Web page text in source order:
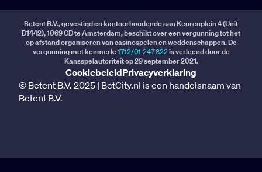
Betent B.V., gevestigd en kantoorhoudende aan Keurenplein 4 (Unit
D1442), 1069 CD te Amsterdam, beschikt over een vergunning tot het
op afstand organiseren van casinospelen en weddenschappen. De
vergunning met kenmerk:1712/01.247.822is verleend door de
Kansspelautoriteit op 29 september 2021.
CookiebeleidPrivacyverklaring
© Betent B.V. 2025 | BetCity.nl is een handelsnaam van
Betent B.V.